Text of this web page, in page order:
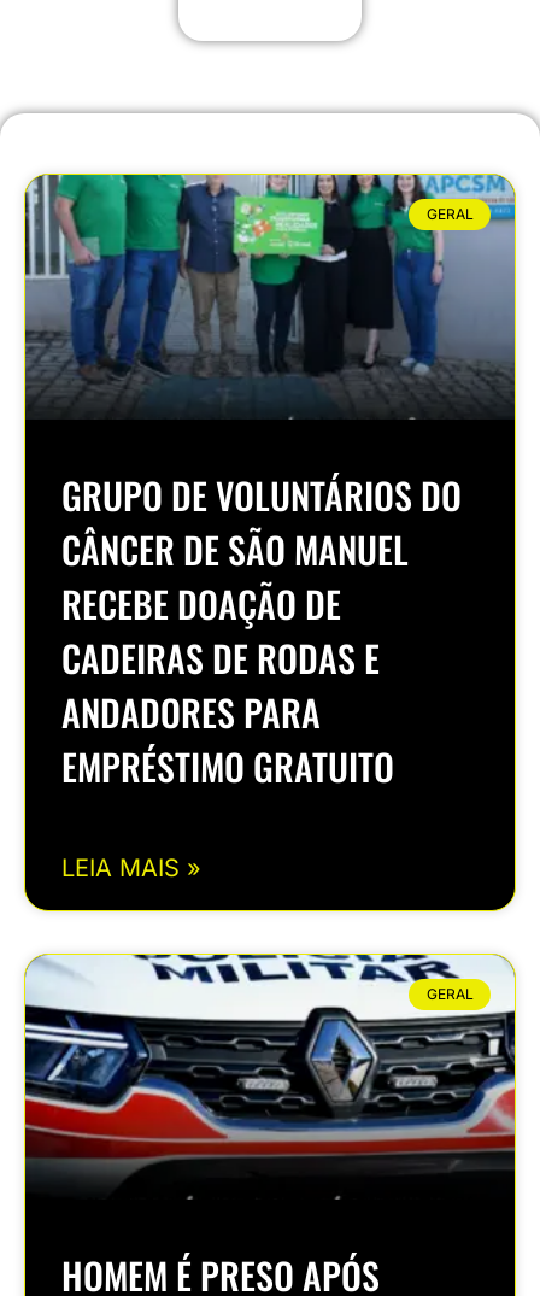
GERAL
GRUPO DE VOLUNTÁRIOS DO
CÂNCER DE SÃO MANUEL
RECEBE DOAÇÃO DE
CADEIRAS DE RODAS E
ANDADORES PARA
EMPRÉSTIMO GRATUITO
LEIA MAIS »
GERAL
HOMEM É PRESO APÓS